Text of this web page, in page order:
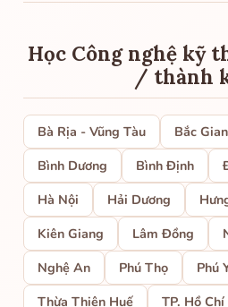
Học Công nghệ kỹ
/ thành
Bà Rịa - Vũng Tàu Bắc
Bình Dương
Bình Định
Hà Nội
Hải Dương
Kiên Giang
Lâm Đồng
Nghệ An
Phú Thọ Phú
Thừa Thiên Huế
TP. Hồ